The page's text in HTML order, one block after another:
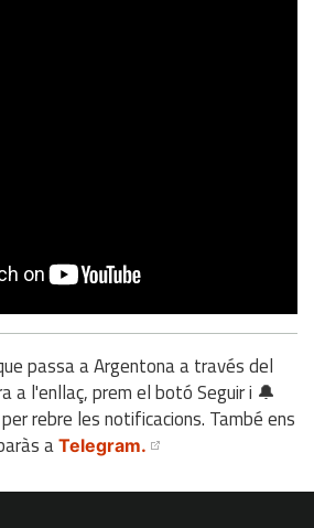
passa a Argentona a través del
a l'enllaç, prem el botó Seguir i 🔔
rebre les notificacions. També ens
aTelegram.